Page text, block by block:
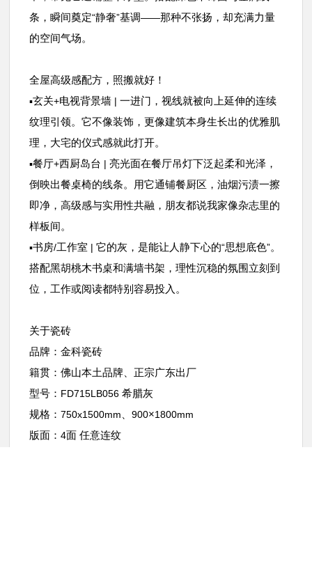
条，瞬间奠定“静奢”基调——那种不张扬，却充满力量
的空间气场。
全屋高级感配方，照搬就好！
▪️玄关+电视背景墙 |一进门，视线就被向上延伸的连续
纹理引领。它不像装饰，更像建筑本身生长出的优雅肌
理，大宅的仪式感就此打开。
▪️餐厅+西厨岛台 |亮光面在餐厅吊灯下泛起柔和光泽，
倒映出餐桌椅的线条。用它通铺餐厨区，油烟污渍一擦
即净，高级感与实用性共融，朋友都说我家像杂志里的
样板间。
▪️书房/工作室 |它的灰，是能让人静下心的“思想底色”。
搭配黑胡桃木书桌和满墙书架，理性沉稳的氛围立刻到
位，工作或阅读都特别容易投入。
关于瓷砖
品牌：金科瓷砖
籍贯：佛山本土品牌、正宗广东出厂
型号： FD715LB056希腊灰
规格：750x1500mm 、900×1800mm
版面：4面 任意连纹